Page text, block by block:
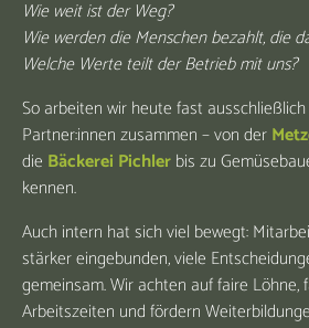
Wie weit ist der Weg?
Wie werden die Menschen bezahlt, die
Welche Werte teilt der Betrieb mit uns?
So arbeiten wir heute fast
Partner:innen zusammen – von der
die Bäckerei Pichlerbis zu
kennen.
Auch intern hat sich viel bewegt:
stärker eingebunden, viele
gemeinsam. Wir achten auf faire Löhne,
Arbeitszeiten und fördern